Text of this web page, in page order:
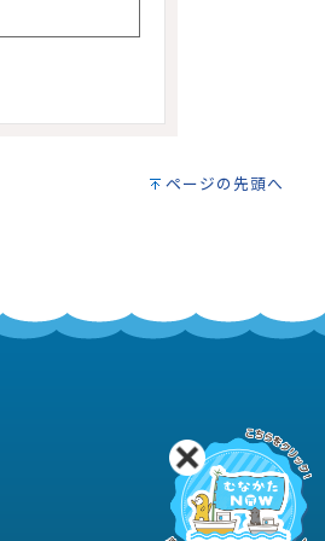
ページの先頭へ